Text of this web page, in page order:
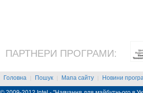
ПАРТНЕРИ ПРОГРАМИ:
Головна | Пошук | Мапа сайту | Новини